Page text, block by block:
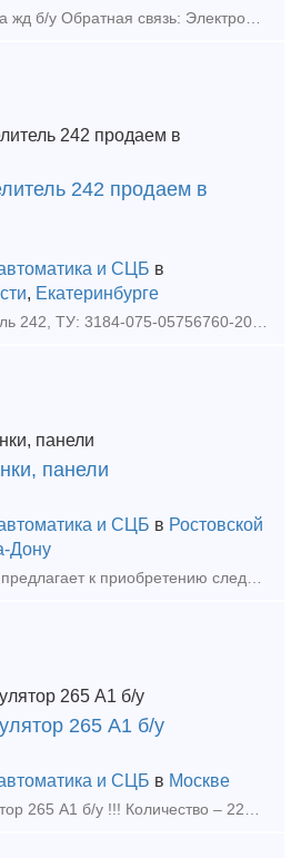
Куплю эстакаду налива жд б/у Обратная связь: Электронная почта: цена договорная, рассмотрим любые предложения. Тип предложения: требуется продукция
242 продаем в
и СЦБ в
, Екатеринбурге
Воздухораспределитель 242, ТУ: 3184-075-05756760-2006 и другие жд запчасти Амортизатор универсальный К-0292.000.000; Вал 81.30.391; Вал карданный ЖД1 - ТУ 3183-001-46786609-01; Вал
панели
и СЦБ в Ростовской
Дону
265 А1 б/у
и СЦБ в Москве